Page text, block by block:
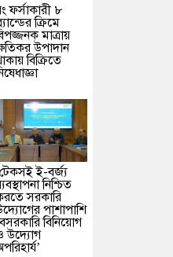
ফর্সাকারী ৮
ক্রিমে
মাত্রায়
উপাদান
বিক্রিতে
ই-বর্জ্য
নিশ্চিত
সরকারি
পাশাপাশি
বিনিয়োগ
উদ্যোগ